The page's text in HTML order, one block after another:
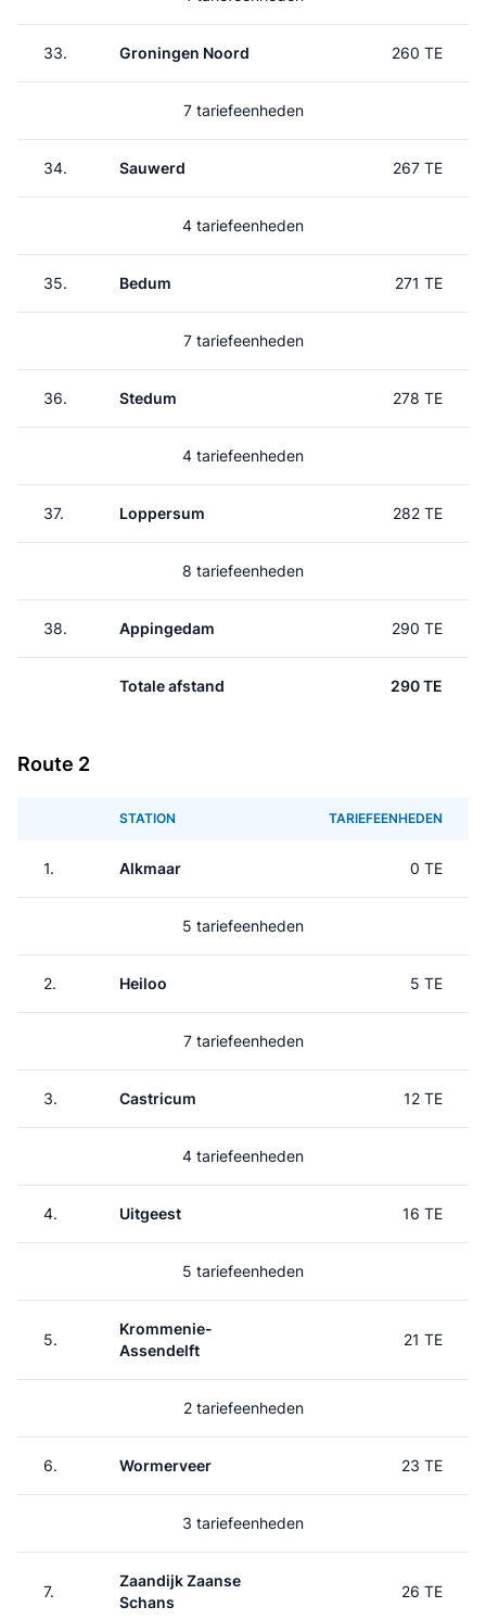
33. Groningen Noord 260 TE
7 tariefeenheden
34. Sauwerd 267 TE
4 tariefeenheden
35. Bedum 271 TE
7 tariefeenheden
36. Stedum 278 TE
4 tariefeenheden
37. Loppersum 282 TE
8 tariefeenheden
38. Appingedam 290 TE
Totale afstand 290 TE
Route 2
STATION TARIEFEENHEDEN
1. Alkmaar 0 TE
5 tariefeenheden
2. Heiloo 5 TE
7 tariefeenheden
3. Castricum 12 TE
4 tariefeenheden
4. Uitgeest 16 TE
5 tariefeenheden
5.
Krommenie-
Assendelft
21 TE
2 tariefeenheden
6. Wormerveer 23 TE
3 tariefeenheden
7.
Zaandijk Zaanse
Schans
26 TE